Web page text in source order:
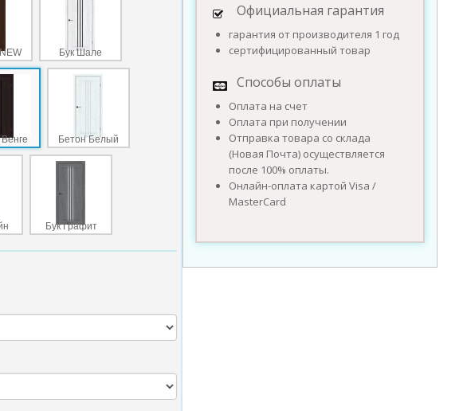
Бук Шале
Бетон Белый
Бук Графит
Официальная гарантия
гарантия от производителя 1 год
сертифицированный товар
Способы оплаты
Оплата на счет
Оплата при получении
Отправка товара со склада
(Новая Почта) осуществляется
после 100% оплаты.
Онлайн-оплата картой Visa /
MasterCard